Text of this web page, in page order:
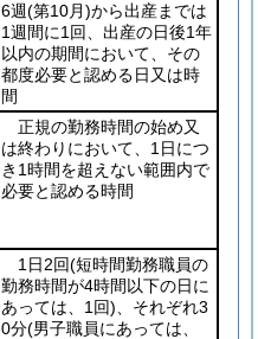
6週(第10月)から出産までは
1週間に1回、出産の日後1年
以内の期間において、その
都度必要と認める日又は時
間
正規の勤務時間の始め又
は終わりにおいて、1日につ
き1時間を超えない範囲内で
必要と認める時間
1日2回(短時間勤務職員の
勤務時間が4時間以下の日に
あっては、1回) 、それぞれ3
0分(男子職員にあっては、